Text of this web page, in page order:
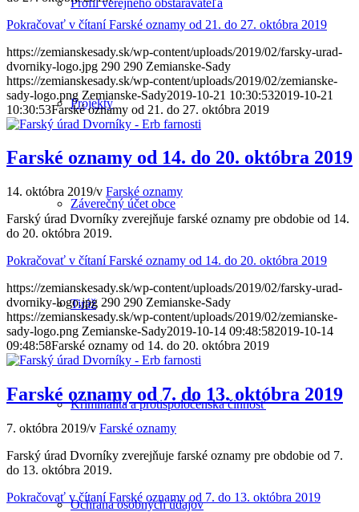
Profil verejného obstarávateľa
Projekty
Záverečný účet obce
Tiráž
Kriminalita a protispoločenská činnosť
Ochrana osobných údajov
Pokračovať v čítaníFarské oznamy od 21. do 27. októbra 2019
https://zemianskesady.sk/wp-content/uploads/2019/02/farsky-urad-
dvorniky-logo.jpg 290 290 Zemianske-Sady
https://zemianskesady.sk/wp-content/uploads/2019/02/zemianske-
sady-logo.png Zemianske-Sady2019-10-21 10:30:532019-10-21
10:30:53Farské oznamy od 21. do 27. októbra 2019
Farské oznamy od 14. do 20. októbra 2019
14. októbra 2019/v Farské oznamy
Farský úrad Dvorníky zverejňuje farské oznamy pre obdobie od 14.
do 20. októbra 2019.
Pokračovať v čítaníFarské oznamy od 14. do 20. októbra 2019
https://zemianskesady.sk/wp-content/uploads/2019/02/farsky-urad-
dvorniky-logo.jpg 290 290 Zemianske-Sady
https://zemianskesady.sk/wp-content/uploads/2019/02/zemianske-
sady-logo.png Zemianske-Sady2019-10-14 09:48:582019-10-14
09:48:58Farské oznamy od 14. do 20. októbra 2019
Farské oznamy od 7. do 13. októbra 2019
7. októbra 2019/v Farské oznamy
Farský úrad Dvorníky zverejňuje farské oznamy pre obdobie od 7.
do 13. októbra 2019.
Pokračovať v čítaníFarské oznamy od 7. do 13. októbra 2019